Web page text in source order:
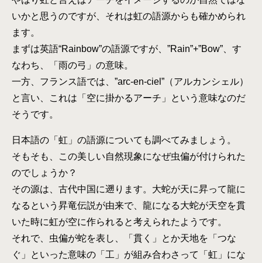
いかと思うのですが、それは虹の語源からも確かめられ
ます。
まずは英語“Rainbow”の語源ですが、”Rain”+”Bow”、す
なわち、「雨の弓」の意味。
一方、フランス語では、”arc-en-ciel”（アルカンシェル）
と言い、これは「空に掛かるアーチ」という意味なのだ
そうです。
日本語の「虹」の語源についても調べてみましょう。
そもそも、この美しい自然現象になぜ虫偏が付けられた
のでしょうか？
その源は、古代中国に遡ります。大蛇が天に昇って龍に
なるという昇竜伝説が由来で、龍になる大蛇が天空を貫
いた時に虹が空に作られると考えられたようです。
それで、虫偏が蛇を表し、「貫く」とか天地を「つな
ぐ」といった意味の「工」が組み合わさって「虹」にな